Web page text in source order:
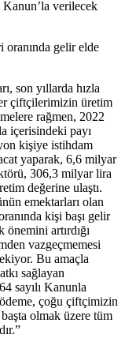
Kanun’la verilecek
oranında gelir elde
son yıllarda hızla
çiftçilerimizin üretim
rağmen, 2022
içerisindeki payı
kişiye istihdam
yaparak, 6,6 milyar
306,3 milyar lira
değerine ulaştı.
emektarları olan
kişi başı gelir
önemini artırdığı
vazgeçmemesi
Bu amaçla
sağlayan
sayılı Kanunla
çoğu çiftçimizin
olmak üzere tüm